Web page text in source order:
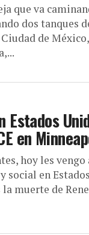
que va
dos tanques
de
Estados
en
hoy les vengo
social en
muerte de